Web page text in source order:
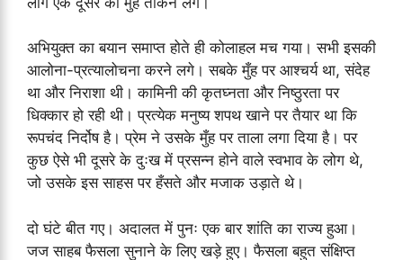
अभियुक्त का बयान समाप्त होते ही कोलाहल मच गया। सभी इसकी
आलोना-प्रत्यालोचना करने लगे। सबके मुँह पर आश्चर्य था, संदेह
था और निराशा थी। कामिनी की कृतघ्नता और निष्ठुरता पर
धिक्कार हो रही थी। प्रत्येक मनुष्य शपथ खाने पर तैयार था कि
रूपचंद निर्दोष है। प्रेम ने उसके मुँह पर ताला लगा दिया है। पर
कुछ ऐसे भी दूसरे के दुःख में प्रसन्न होने वाले स्वभाव के लोग थे,
जो उसके इस साहस पर हँसते और मजाक उड़ाते थे।
दो घंटे बीत गए। अदालत में पुनः एक बार शांति का राज्य हुआ।
जज साहब फैसला सुनाने के लिए खड़े हुए। फैसला बहुत संक्षिप्त